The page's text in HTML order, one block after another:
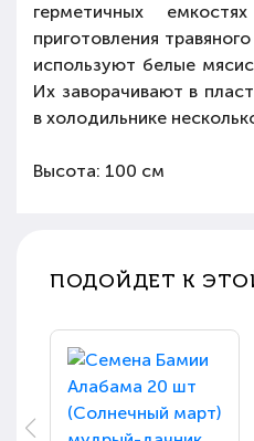
герметичных
приготовления
используют белые
Их заворачивают в
в холодильнике
Высота: 100 см
ПОДОЙДЕТ К